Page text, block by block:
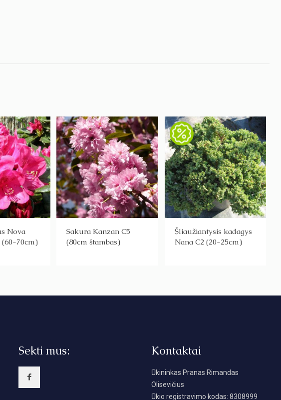
Nova
(60-70cm)
Sakura Kanzan C5
(80cm štambas)
Šliaužiantysis kadagys
Nana C2 (20-25cm)
Sekti mus: Kontaktai
Ūkininkas Pranas Rimandas
Olisevičius
Ūkio registravimo kodas: 8308999